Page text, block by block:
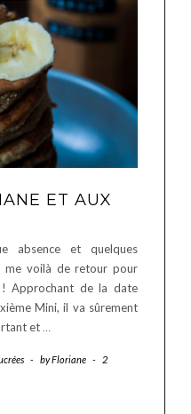
ET AUX
absence et quelques
me voilà de retour pour
Approchant de la date
Mini, il va sûrement
et…
- byFloriane -
2